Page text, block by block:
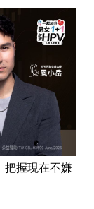
把握現在不嫌